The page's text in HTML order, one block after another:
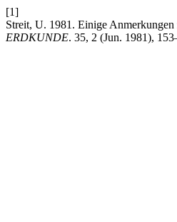
[1]
Streit, U. 1981. Einige Anmerkungen
ERDKUNDE. 35, 2 (Jun. 1981),